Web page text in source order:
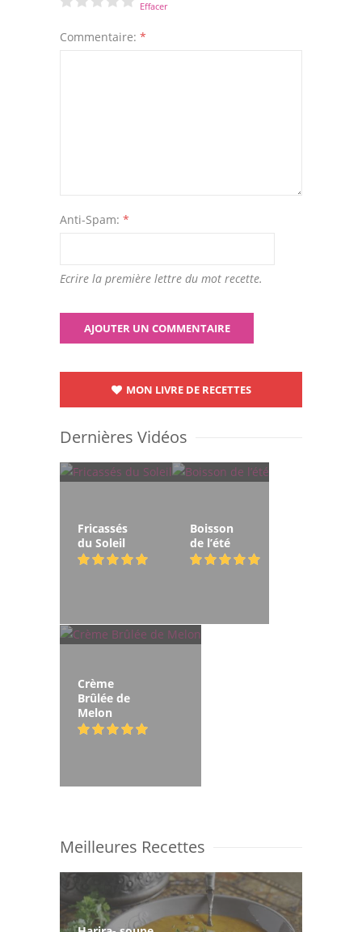
Effacer
Commentaire: *
Anti-Spam: *
Ecrire la première lettre du mot recette.
MON LIVRE DE RECETTES
Dernières Vidéos
Fricassés
du Soleil
Boisson
de l’été
Crème
Brûlée de
Melon
Meilleures Recettes